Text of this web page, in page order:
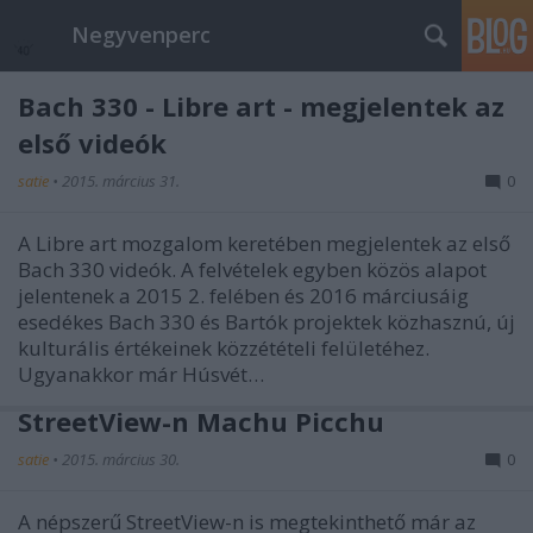
Negyvenperc
Bach 330 - Libre art - megjelentek az
első videók
satie • 2015. március 31. 0
A Libre art mozgalom keretében megjelentek az első
Bach 330 videók. A felvételek egyben közös alapot
jelentenek a 2015 2. felében és 2016 márciusáig
esedékes Bach 330 és Bartók projektek közhasznú, új
kulturális értékeinek közzétételi felületéhez.
Ugyanakkor már Húsvét…
StreetView-n Machu Picchu
satie • 2015. március 30. 0
A népszerű StreetView-n is megtekinthető már az